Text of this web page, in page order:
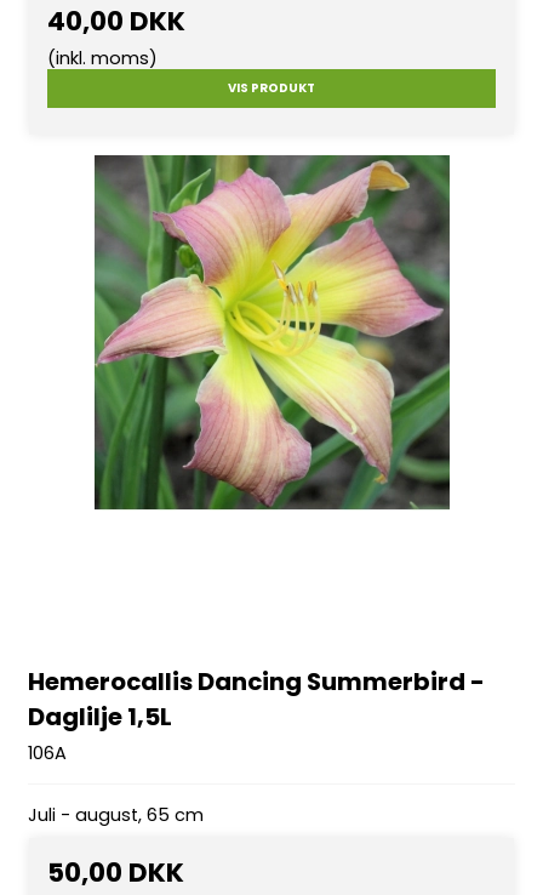
40,00 DKK
(inkl. moms)
VIS PRODUKT
Hemerocallis Dancing Summerbird -
Daglilje 1,5L
106A
Juli - august, 65 cm
50,00 DKK